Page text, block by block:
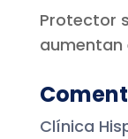
Protector
aumentan
Clínica